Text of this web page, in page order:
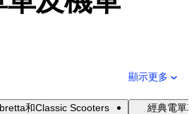
顯示更多
和Classic Scooters 經典電單